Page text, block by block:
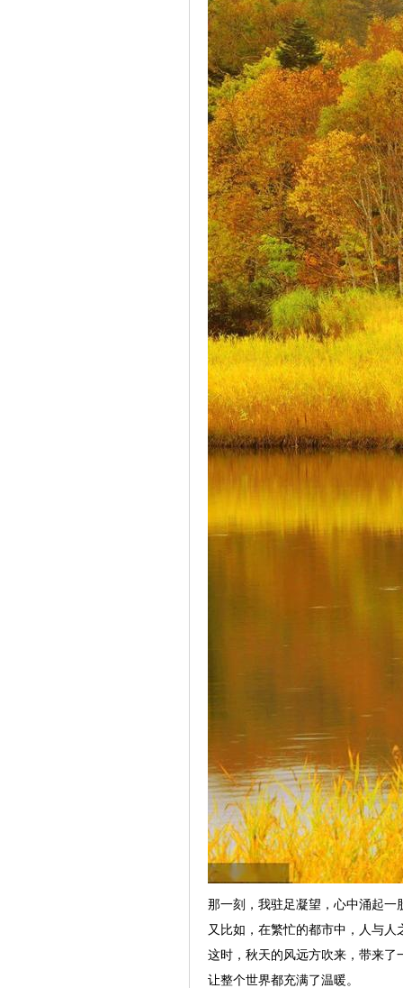
那一刻，我驻足凝望，心中涌起
又比如，在繁忙的都市中，人与
这时，秋天的风远方吹来，带来
让整个世界都充满了温暖。